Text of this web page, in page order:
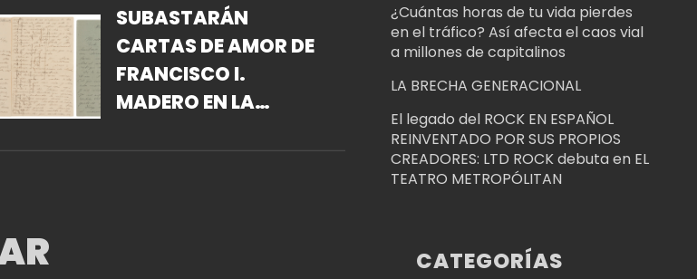
SUBASTARÁN
CARTAS DE AMOR DE
FRANCISCO I.
MADERO EN LA
¿Cuántas horas de tu vida pierdes
en el tráfico? Así afecta el caos vial
a millones de capitalinos
LA BRECHA GENERACIONAL
El legado del ROCK EN ESPAÑOL
REINVENTADO POR SUS PROPIOS
CREADORES: LTD ROCK debuta en EL
TEATRO METROPÓLITAN
CATEGORÍAS